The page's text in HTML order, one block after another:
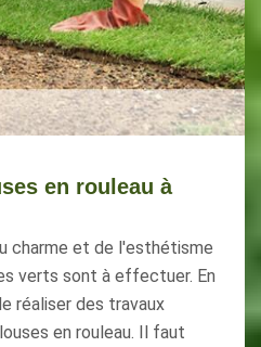
en rouleau à
charme et de l'esthétisme
verts sont à effectuer. En
réaliser des travaux
en rouleau. Il faut